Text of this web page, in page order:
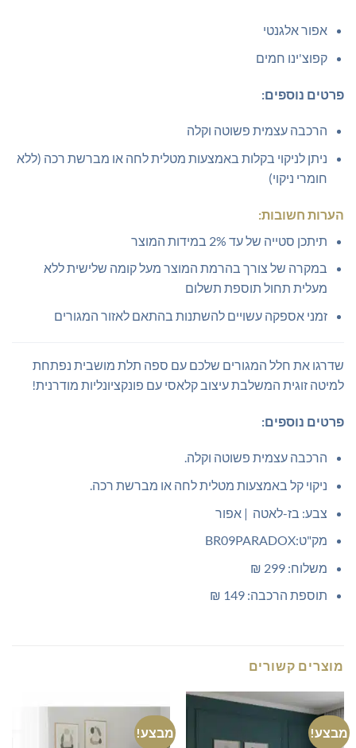
אפור אלגנטי
קפוצ'ינו חמים
פרטים נוספים:
הרכבה עצמית פשוטה וקלה
ניתן לניקוי בקלות באמצעות מטלית לחה או מברשת רכה (ללא
חומרי ניקוי)
הערות חשובות:
תיתכן סטייה של עד 2% במידות המוצר
במקרה של צורך בהרמת המוצר מעל קומה שלישית ללא
מעלית תחול תוספת תשלום
זמני אספקה עשויים להשתנות בהתאם לאזור המגורים
שדרגו את חלל המגורים שלכם עם ספה תלת מושבית נפתחת
למיטה זוגית המשלבת עיצוב קלאסי עם פונקציונליות מודרנית!
פרטים נוספים:
הרכבה עצמית פשוטה וקלה.
ניקוי קל באמצעות מטלית לחה או מברשת רכה.
צבע: בז-לאטה | אפור
מק"ט:BR09PARADOX
משלוח: 299 ₪
תוספת הרכבה: 149 ₪
מוצרים קשורים
מבצע! מבצע!